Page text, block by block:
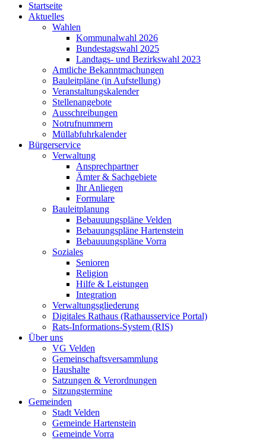
Startseite
Aktuelles
Wahlen
Kommunalwahl 2026
Bundestagswahl 2025
Landtags- und Bezirkswahl 2023
Amtliche Bekanntmachungen
Bauleitpläne (in Aufstellung)
Veranstaltungskalender
Stellenangebote
Ausschreibungen
Notrufnummern
Müllabfuhrkalender
Bürgerservice
Verwaltung
Ansprechpartner
Ämter & Sachgebiete
Ihr Anliegen
Formulare
Bauleitplanung
Bebauuungspläne Velden
Bebauungspläne Hartenstein
Bebauuungspläne Vorra
Soziales
Senioren
Religion
Hilfe & Leistungen
Integration
Verwaltungsgliederung
Digitales Rathaus (Rathausservice Portal)
Rats-Informations-System (RIS)
Über uns
VG Velden
Gemeinschaftsversammlung
Haushalte
Satzungen & Verordnungen
Sitzungstermine
Gemeinden
Stadt Velden
Gemeinde Hartenstein
Gemeinde Vorra